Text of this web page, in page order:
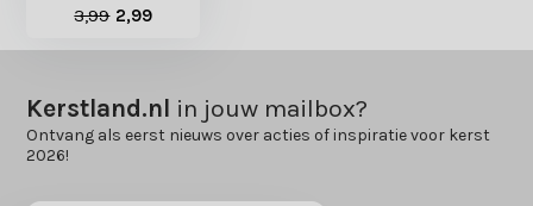
3,99 2,99
Kerstland.nl in jouw mailbox?
Ontvang als eerst nieuws over acties of inspiratie voor kerst
2026!